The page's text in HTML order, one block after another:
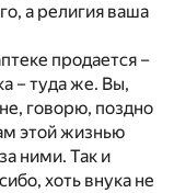
а религия ваша
продается –
– туда же. Вы,
говорю, поздно
этой жизнью
ними. Так и
хоть внука не